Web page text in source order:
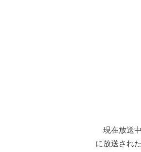
現在放送
に放送され